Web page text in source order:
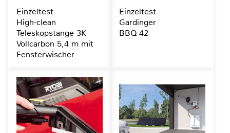
Einzeltest
High-clean
Teleskopstange 3K
Vollcarbon 5,4 m mit
Fensterwischer
Einzeltest
Gardinger
BBQ 42